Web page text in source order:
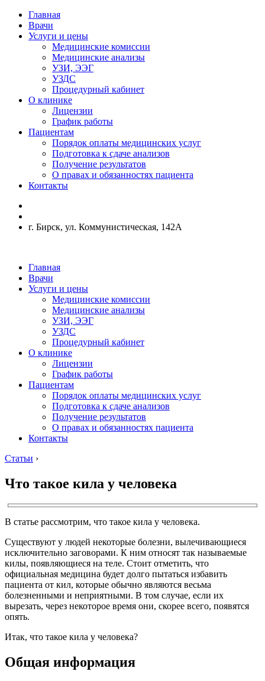
Главная
Врачи
Услуги и цены
Медицинские комиссии
Медицинские анализы
УЗИ, ЭЭГ
УЗДС
Процедурный кабинет
О клинике
Лицензии
График работы
Пациентам
Порядок оплаты медицинских услуг
Подготовка к сдаче анализов
Получение результатов
О правах и обязанностях пациента
Контакты
г. Бирск, ул. Коммунистическая, 142А
Главная
Врачи
Услуги и цены
Медицинские комиссии
Медицинские анализы
УЗИ, ЭЭГ
УЗДС
Процедурный кабинет
О клинике
Лицензии
График работы
Пациентам
Порядок оплаты медицинских услуг
Подготовка к сдаче анализов
Получение результатов
О правах и обязанностях пациента
Контакты
Статьи ›
Что такое кила у человека
В статье рассмотрим, что такое кила у человека.
Существуют у людей некоторые болезни, вылечивающиеся
исключительно заговорами. К ним относят так называемые
килы, появляющиеся на теле. Стоит отметить, что
официальная медицина будет долго пытаться избавить
пациента от кил, которые обычно являются весьма
болезненными и неприятными. В том случае, если их
вырезать, через некоторое время они, скорее всего, появятся
опять.
Итак, что такое кила у человека?
Общая информация